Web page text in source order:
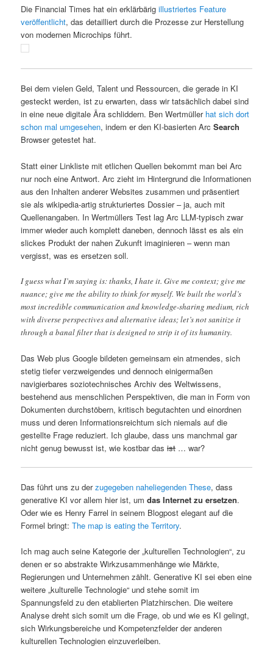
Die Financial Times hat ein erklärbärigillustriertes Feature
veröffentlicht, das detailliert durch die Prozesse zur Herstellung
von modernen Microchips führt.
Bei dem vielen Geld, Talent und Ressourcen, die gerade in KI
gesteckt werden, ist zu erwarten, dass wir tatsächlich dabei sind
in eine neue digitale Ära schliddern. Ben Wertmüller hat sich dort
schon mal umgesehen, indem er den KI-basierten ArcSearch
Browser getestet hat.
Statt einer Linkliste mit etlichen Quellen bekommt man bei Arc
nur noch eine Antwort. Arc zieht im Hintergrund die Informationen
aus den Inhalten anderer Websites zusammen und präsentiert
sie als wikipedia-artig strukturiertes Dossier – ja, auch mit
Quellenangaben. In Wertmüllers Test lag Arc LLM-typisch zwar
immer wieder auch komplett daneben, dennoch lässt es als ein
slickes Produkt der nahen Zukunft imaginieren – wenn man
vergisst, was es ersetzen soll.
I guess what I’m saying is: thanks, I hate it. Give me context; give me
nuance; give me the ability to think for myself. We built the world’s
most incredible communication and knowledge-sharing medium, rich
with diverse perspectives and alternative ideas; let’s not sanitize it
through a banal filter that is designed to strip it of its humanity.
Das Web plus Google bildeten gemeinsam ein atmendes, sich
stetig tiefer verzweigendes und dennoch einigermaßen
navigierbares soziotechnisches Archiv des Weltwissens,
bestehend aus menschlichen Perspektiven, die man in Form von
Dokumenten durchstöbern, kritisch begutachten und einordnen
muss und deren Informationsreichtum sich niemals auf die
gestellte Frage reduziert. Ich glaube, dass uns manchmal gar
nicht genug bewusst ist, wie kostbar dasist … war?
Das führt uns zu derzugegeben naheliegenden These, dass
generative KI vor allem hier ist, umdas Internet zu ersetzen.
Oder wie es Henry Farrel in seinem Blogpost elegant auf die
Formel bringt:The map is eating the Territory.
Ich mag auch seine Kategorie der „kulturellen Technologien“, zu
denen er so abstrakte Wirkzusammenhänge wie Märkte,
Regierungen und Unternehmen zählt. Generative KI sei eben eine
weitere „kulturelle Technologie“ und stehe somit im
Spannungsfeld zu den etablierten Platzhirschen. Die weitere
Analyse dreht sich somit um die Frage, ob und wie es KI gelingt,
sich Wirkungsbereiche und Kompetenzfelder der anderen
kulturellen Technologien einzuverleiben.